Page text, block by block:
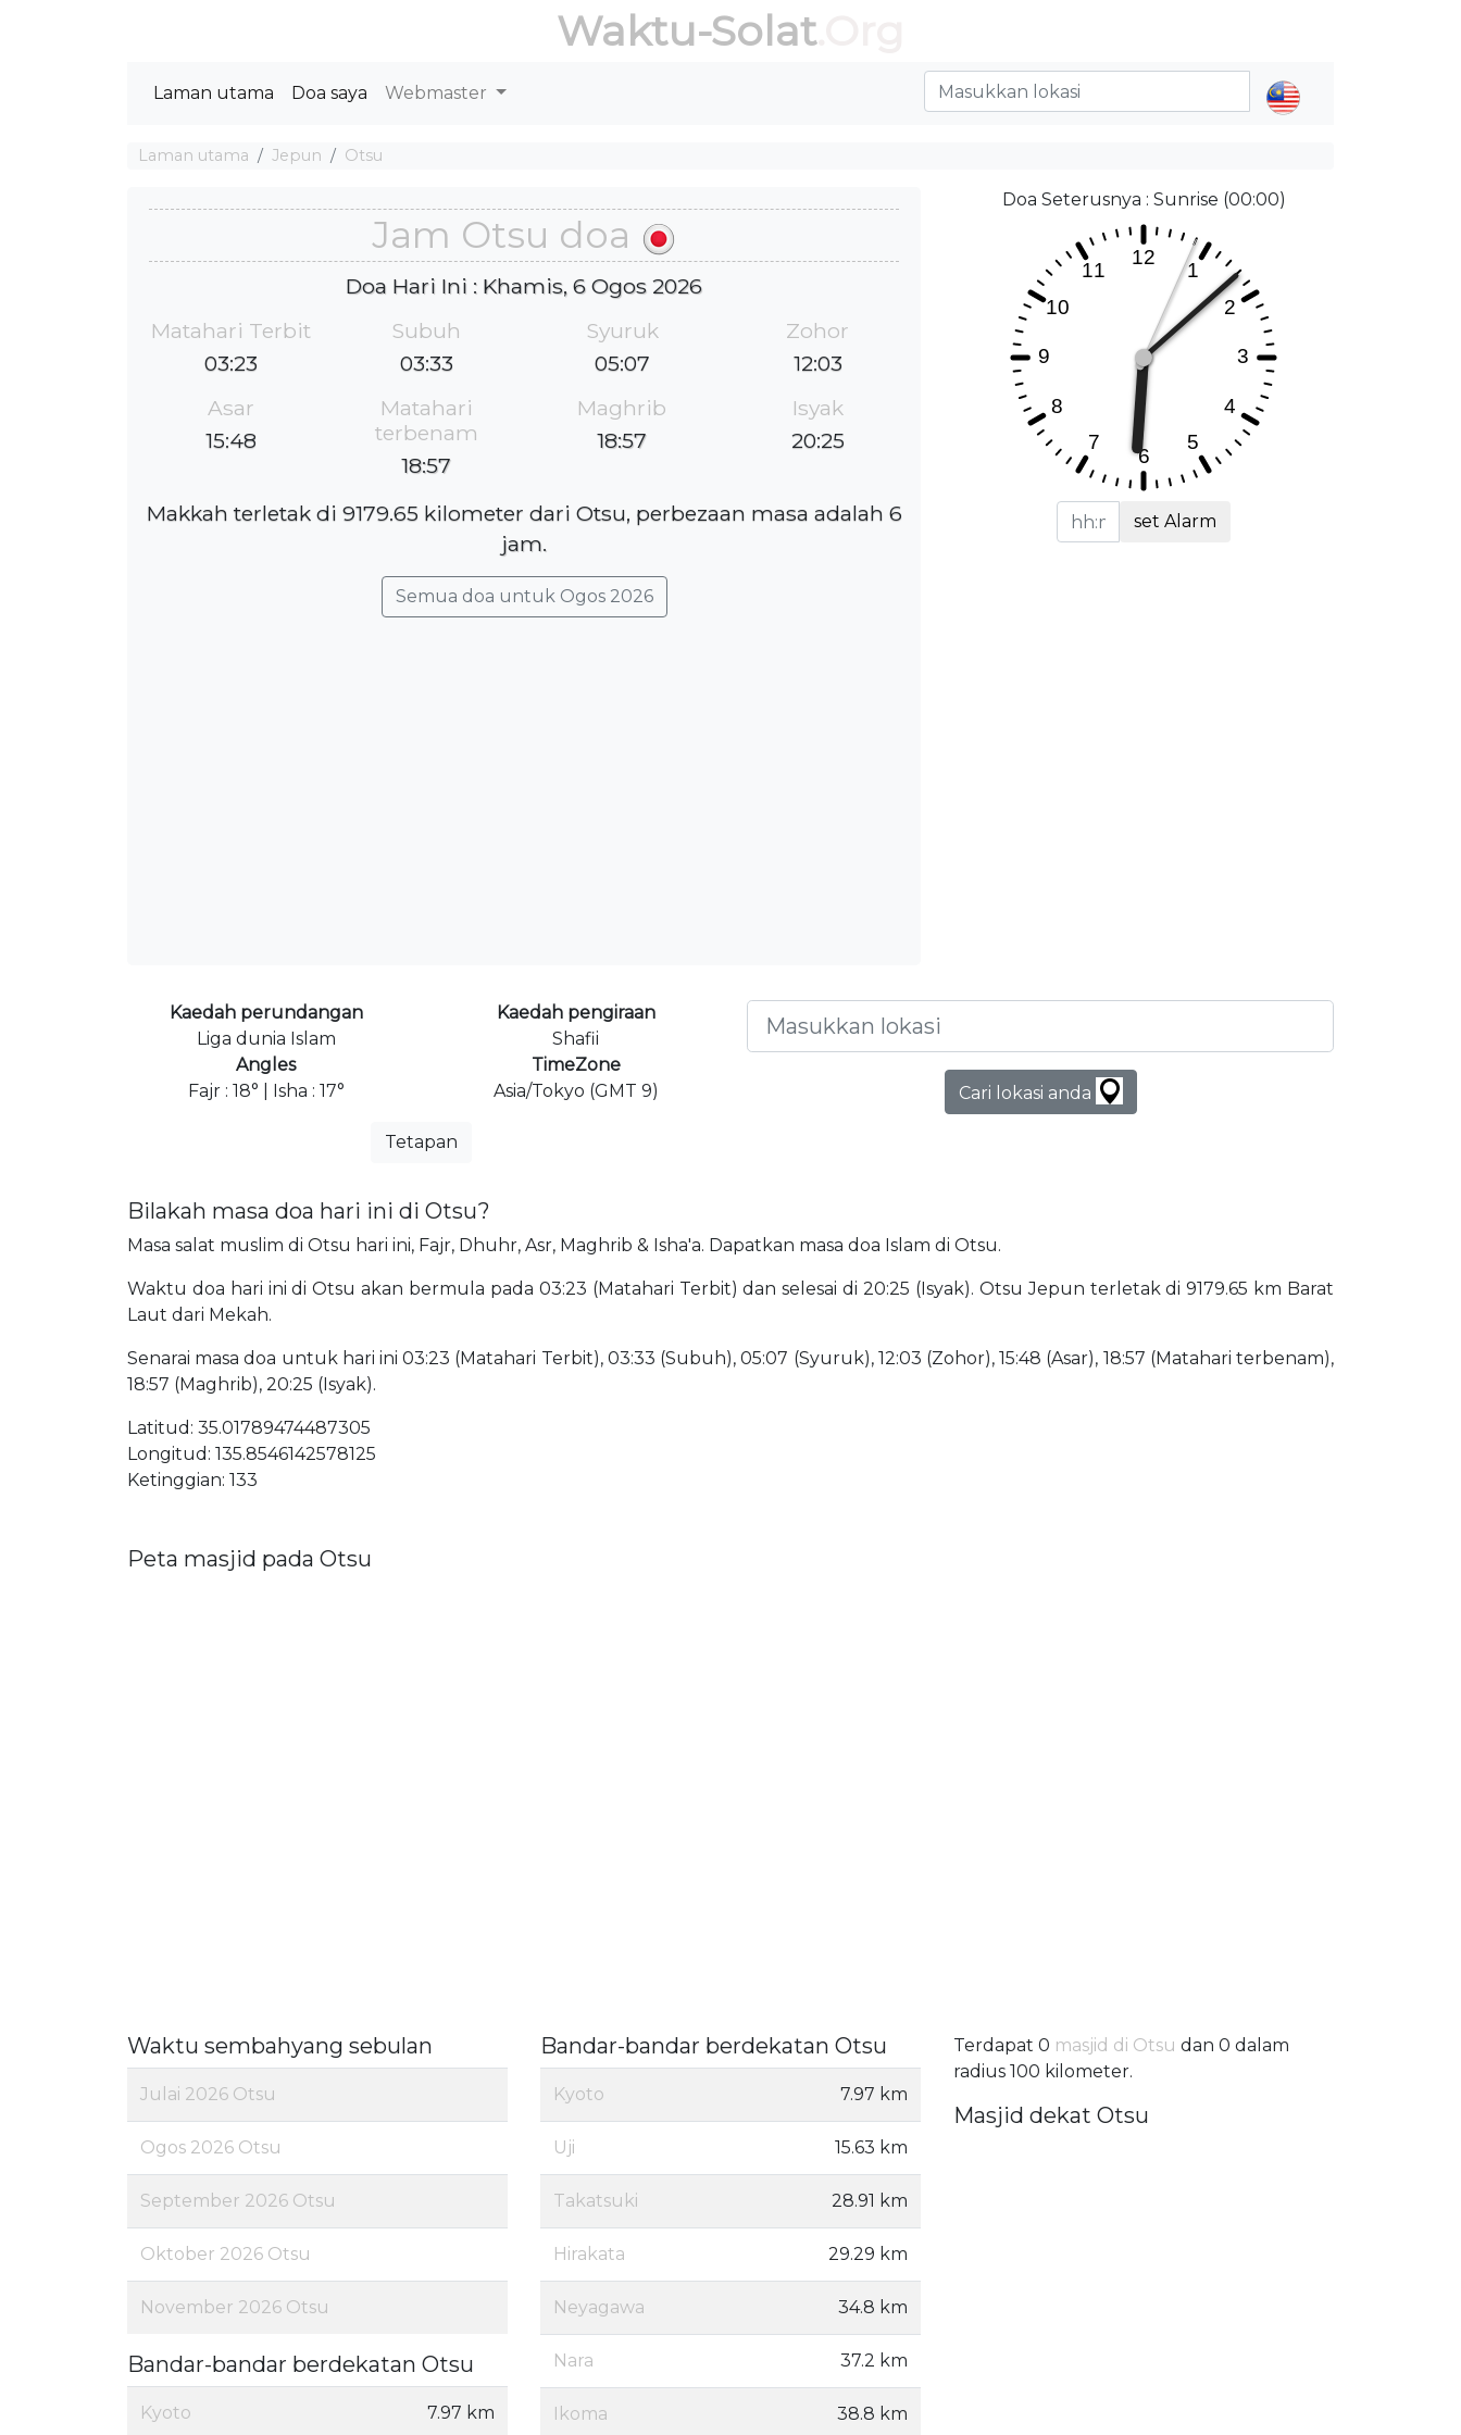
Waktu-Solat.Org
Laman utama Doa saya Webmaster
Laman utama Jepun Otsu
Jam Otsu doa
Doa Hari Ini : Khamis, 6 Ogos 2026
Matahari Terbit
03:23
Subuh
03:33
Syuruk
05:07
Zohor
12:03
Asar
15:48
Matahari
terbenam
18:57
Maghrib
18:57
Isyak
20:25
Makkah terletak di 9179.65 kilometer dari Otsu, perbezaan masa adalah 6
jam.
Semua doa untuk Ogos 2026
Doa Seterusnya : Sunrise (00:00)
set Alarm
Kaedah perundangan
Liga dunia Islam
Kaedah pengiraan
Shafii
Angles
Fajr : 18° | Isha : 17°
TimeZone
Asia/Tokyo (GMT 9)
Tetapan
Cari lokasi anda
Bilakah masa doa hari ini di Otsu?
Masa salat muslim di Otsu hari ini, Fajr, Dhuhr, Asr, Maghrib & Isha'a. Dapatkan masa doa Islam di Otsu.
Waktu doa hari ini di Otsu akan bermula pada 03:23 (Matahari Terbit) dan selesai di 20:25 (Isyak). Otsu Jepun terletak di 9179.65 km Barat
Laut dari Mekah.
Senarai masa doa untuk hari ini 03:23 (Matahari Terbit), 03:33 (Subuh), 05:07 (Syuruk), 12:03 (Zohor), 15:48 (Asar), 18:57 (Matahari terbenam),
18:57 (Maghrib), 20:25 (Isyak).
Latitud: 35.01789474487305
Longitud: 135.8546142578125
Ketinggian: 133
Peta masjid pada Otsu
Waktu sembahyang sebulan
Julai 2026 Otsu
Ogos 2026 Otsu
September 2026 Otsu
Oktober 2026 Otsu
November 2026 Otsu
Bandar-bandar berdekatan Otsu
Kyoto 7.97 km
Bandar-bandar berdekatan Otsu
Kyoto 7.97 km
Uji 15.63 km
Takatsuki 28.91 km
Hirakata 29.29 km
Neyagawa 34.8 km
Nara 37.2 km
Ikoma 38.8 km
Terdapat 0 masjid di Otsu dan 0 dalam
radius 100 kilometer.
Masjid dekat Otsu